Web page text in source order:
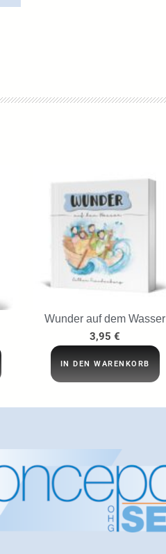
Wunder auf dem Wasser
3,95 €
IN DEN WARENKORB